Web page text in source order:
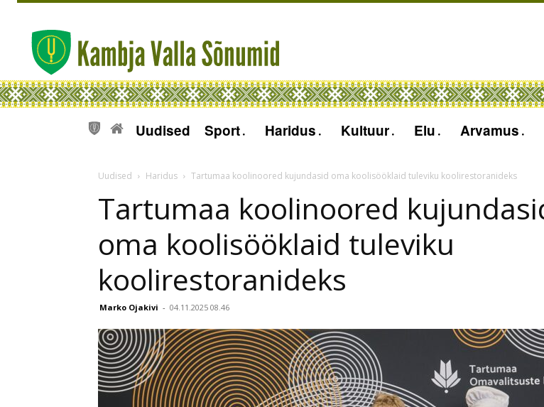
Uudised Sport Haridus Kultuur Elu Arvamus
Uudised Haridus Tartumaa koolinoored kujundasid oma koolisööklaid tuleviku koolirestoranideks
Tartumaa koolinoored
oma koolisööklaid tuleviku
koolirestoranideks
Marko Ojakivi - 04.11.2025 08.46